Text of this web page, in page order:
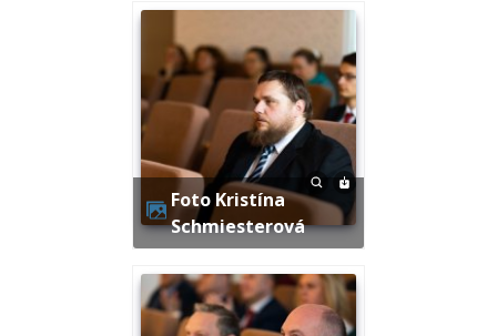
Foto Kristína
Schmiesterová